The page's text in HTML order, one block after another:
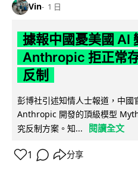
Vin 1 日
據報中國憂美國 AI
Anthropic 拒正常
反制
彭博社引述知情人士報道，中國
Anthropic 開發的頂級模型
究反制方案。知...
閱讀全文
1 分享